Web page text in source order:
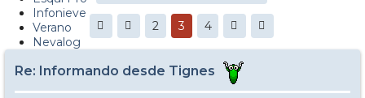
Infonieve
Verano
Nevalog
2 3 4
Re: Informando desde Tignes